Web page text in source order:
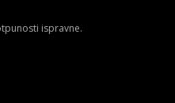
ispravne.